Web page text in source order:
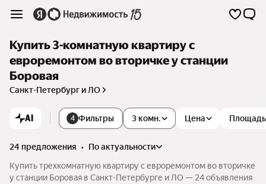
Купить 3-комнатную квартиру с
евроремонтом во вторичке у станции
Боровая
Санкт-Петербург и ЛО
AI 4 Фильтры 3 комн. Цена Площадь
24 предложения •
по актуальности
Купить трехкомнатную квартиру с евроремонтом во вторичке
у станции Боровая в Санкт-Петербурге и ЛО — 24 объявления